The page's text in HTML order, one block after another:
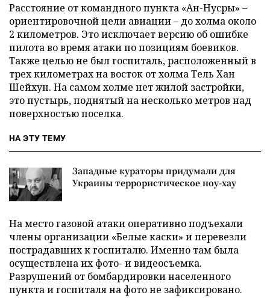
Расстояние от командного пункта «Ан-Нусры» –
ориентировочной цели авиации – до холма около
2 километров. Это исключает версию об ошибке
пилота во время атаки по позициям боевиков.
Также целью не был госпиталь, расположенный в
трех километрах на восток от холма Тель Хан
Шейхун. На самом холме нет жилой застройки,
это пустырь, поднятый на несколько метров над
поверхностью поселка.
НА ЭТУ ТЕМУ
Западные кураторы придумали для
Украины террористическое ноу-хау
На место газовой атаки оперативно подъехали
члены организации «Белые каски» и перевезли
пострадавших к госпиталю. Именно там была
осуществлена их фото- и видеосъемка.
Разрушений от бомбардировки населенного
пункта и госпиталя на фото не зафиксировано.